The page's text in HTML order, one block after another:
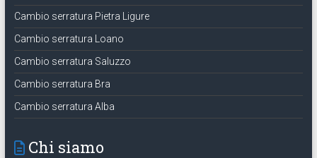
Cambio serratura Pietra Ligure
Cambio serratura Loano
Cambio serratura Saluzzo
Cambio serratura Bra
Cambio serratura Alba
Chi siamo